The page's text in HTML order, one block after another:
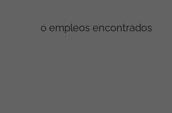
0 empleos encontrados